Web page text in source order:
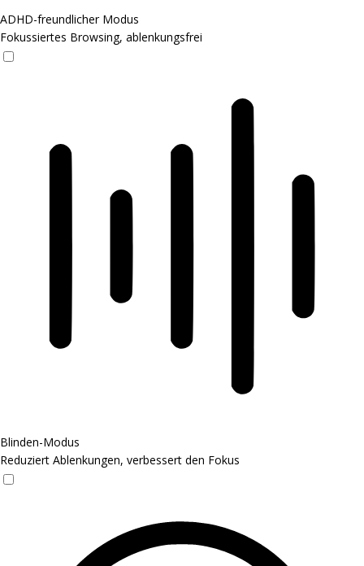
ADHD-freundlicher Modus
Fokussiertes Browsing, ablenkungsfrei
Blinden-Modus
Reduziert Ablenkungen, verbessert den Fokus